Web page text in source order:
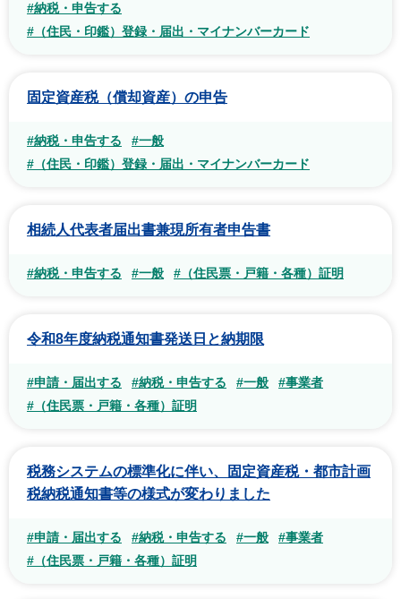
#納税・申告する
#（住民・印鑑）登録・届出・マイナンバーカード
固定資産税（償却資産）の申告
#納税・申告する
#一般
#（住民・印鑑）登録・届出・マイナンバーカード
相続人代表者届出書兼現所有者申告書
#納税・申告する #一般 #（住民票・戸籍・各種）証明
令和8年度納税通知書発送日と納期限
#申請・届出する #納税・申告する #一般
#事業者
#（住民票・戸籍・各種）証明
税務システムの標準化に伴い、固定資産税・都市計画
税納税通知書等の様式が変わりました
#申請・届出する #納税・申告する #一般
#事業者
#（住民票・戸籍・各種）証明